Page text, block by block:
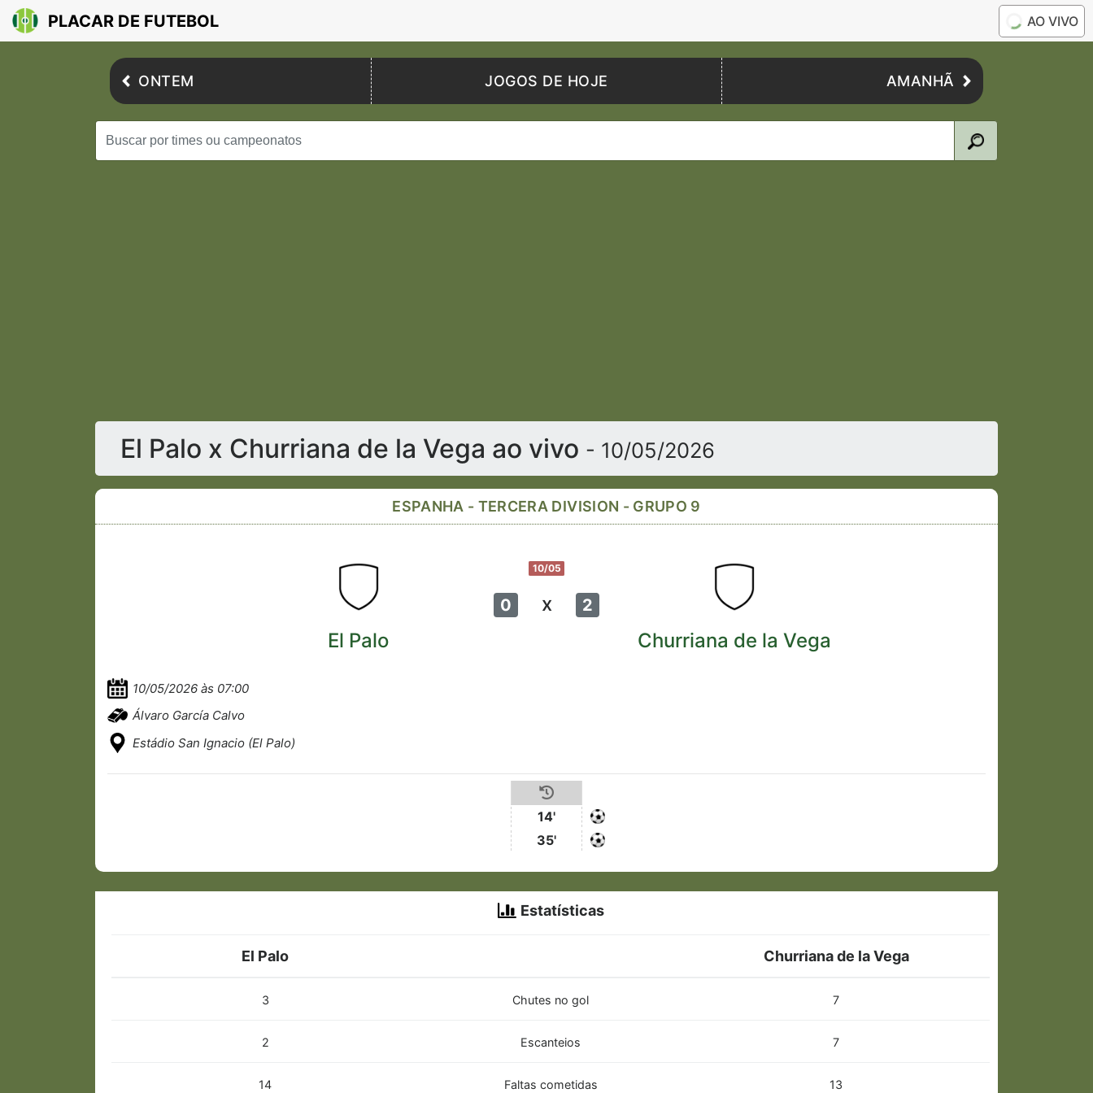
PLACAR DE FUTEBOL AO VIVO
ONTEM JOGOS DE HOJE AMANHÃ
El Palo x Churriana de la Vega ao vivo - 10/05/2026
ESPANHA - TERCERA DIVISION - GRUPO 9
10/05
0 x 2
El Palo Churriana de la Vega
10/05/2026 às 07:00
Álvaro García Calvo
Estádio San Ignacio (El Palo)
14'
35'
Estatísticas
El Palo Churriana de la Vega
3 Chutes no gol 7
2 Escanteios 7
14 Faltas cometidas 13